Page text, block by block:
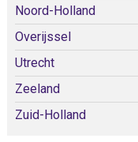
Noord-Holland
Overijssel
Utrecht
Zeeland
Zuid-Holland